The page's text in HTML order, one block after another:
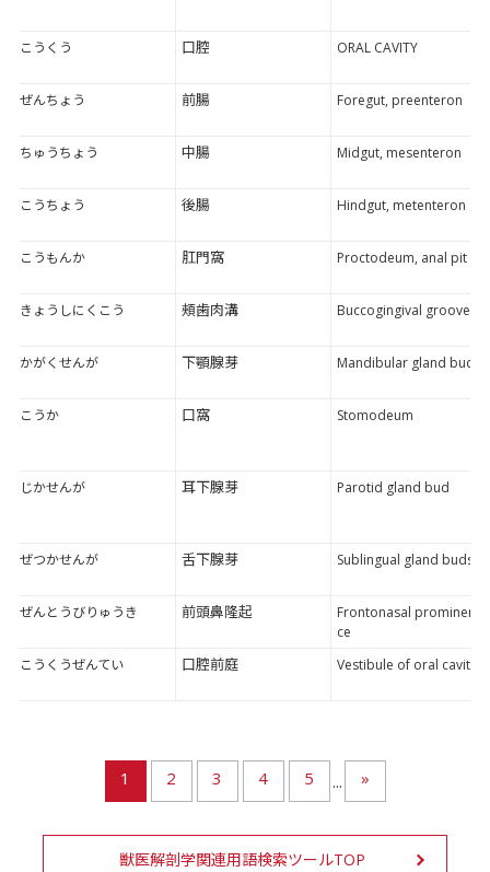
こうくう 口腔 ORAL CAVITY
ぜんちょう 前腸 Foregut, preenteron
ちゅうちょう 中腸 Midgut, mesenteron
こうちょう 後腸 Hindgut, metenteron
こうもんか 肛門窩 Proctodeum, anal pit
きょうしにくこう 頰歯肉溝 Buccogingival groove
かがくせんが 下顎腺芽 Mandibular gland bud
こうか 口窩 Stomodeum
じかせんが 耳下腺芽 Parotid gland bud
ぜつかせんが 舌下腺芽 Sublingual gland buds
ぜんとうびりゅうき 前頭鼻隆起
Frontonasal prominen
ce
こうくうぜんてい
口腔前庭 Vestibule of oral cavity
1 2 3 4 5 ... »
獣医解剖学関連用語検索ツールTOP